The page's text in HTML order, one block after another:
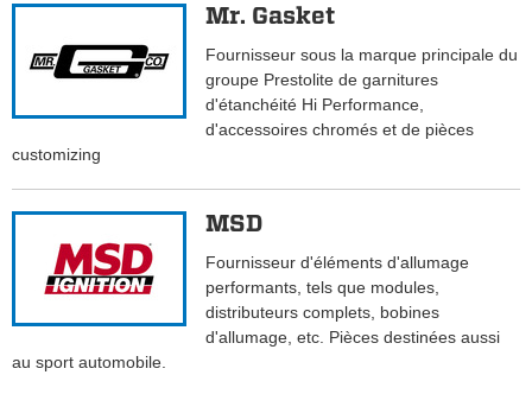
Mr. Gasket
Fournisseur sous la marque principale du
groupe Prestolite de garnitures
d'étanchéité Hi Performance,
d'accessoires chromés et de pièces
customizing
MSD
Fournisseur d'éléments d'allumage
performants, tels que modules,
distributeurs complets, bobines
d'allumage, etc. Pièces destinées aussi
au sport automobile.